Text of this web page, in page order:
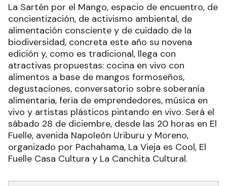
La Sartén por el Mango, espacio de encuentro, de
concientización, de activismo ambiental, de
alimentación consciente y de cuidado de la
biodiversidad, concreta este año su novena
edición y, como es tradicional, llega con
atractivas propuestas: cocina en vivo con
alimentos a base de mangos formoseños,
degustaciones, conversatorio sobre soberanía
alimentaria, feria de emprendedores, música en
vivo y artistas plásticos pintando en vivo. Será el
sábado 28 de diciembre, desde las 20 horas en El
Fuelle, avenida Napoleón Uriburu y Moreno,
organizado por Pachahama, La Vieja es Cool, El
Fuelle Casa Cultura y La Canchita Cultural.